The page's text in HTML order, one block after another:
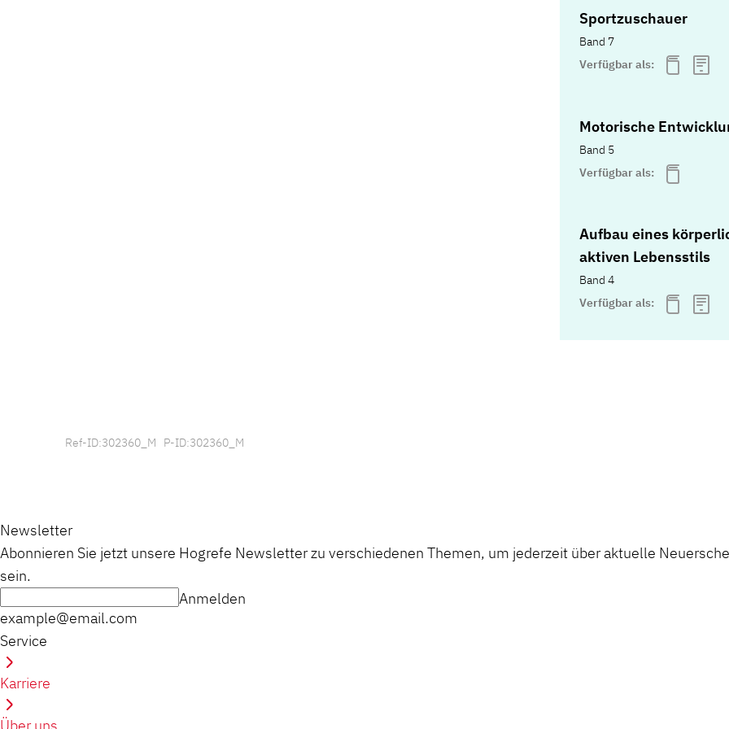
Sportzuschauer
Band 7
Verfügbar als:
Motorische
Band 5
Verfügbar als:
Aufbau eines
aktiven Lebensstils
Band 4
Verfügbar als:
Ref-ID:302360_M P-ID:302360_M
Newsletter
Abonnieren Sie jetzt unsere Hogrefe Newsletter zu verschiedenen Themen, um jederzeit über aktuelle
sein.
example@email.com
Anmelden
Service
Karriere